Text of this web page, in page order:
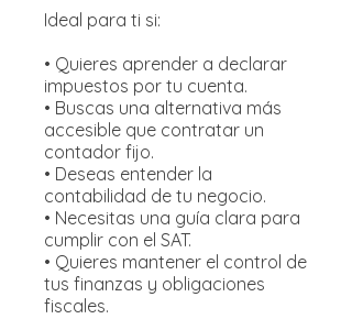
Ideal para ti si:
• Quieres aprender a declarar
impuestos por tu cuenta.
• Buscas una alternativa más
accesible que contratar un
contador fijo.
• Deseas entender la
contabilidad de tu negocio.
• Necesitas una guía clara para
cumplir con el SAT.
• Quieres mantener el control de
tus finanzas y obligaciones
fiscales.